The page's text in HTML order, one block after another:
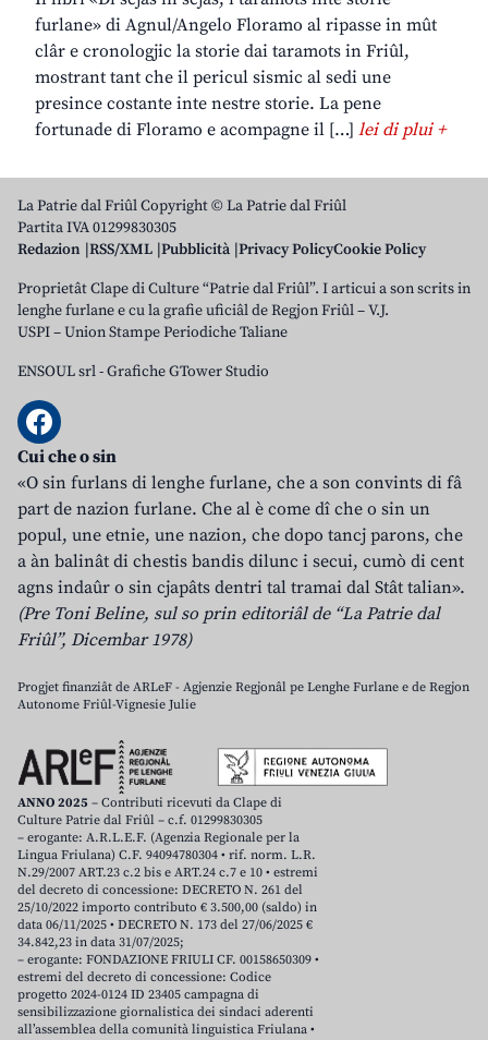
furlane» di Agnul/Angelo Floramo al ripasse in mût
clâr e cronologjic la storie dai taramots in Friûl,
mostrant tant che il pericul sismic al sedi une
presince costante inte nestre storie. La pene
fortunade di Floramo e acompagne il […] lei di plui +
La Patrie dal Friûl Copyright © La Patrie dal Friûl
Partita IVA 01299830305
Redazion RSS/XML Pubblicità Privacy PolicyCookie Policy
Proprietât Clape di Culture “Patrie dal Friûl”. I articui a son scrits in
lenghe furlane e cu la grafie uficiâl de Regjon Friûl – V.J.
USPI – Union Stampe Periodiche Taliane
ENSOUL srl-Grafiche GTower Studio
Cui che o sin
«O sin furlans di lenghe furlane, che a son convints di fâ
part de nazion furlane. Che al è come dî che o sin un
popul, une etnie, une nazion, che dopo tancj parons, che
a àn balinât di chestis bandis dilunc i secui, cumò di cent
agns indaûr o sin cjapâts dentri tal tramai dal Stât talian».
(Pre Toni Beline, sul so prin editoriâl de “La Patrie dal
Friûl”, Dicembar 1978)
Progjet finanziât de ARLeF - Agjenzie Regjonâl pe Lenghe Furlane e de Regjon
Autonome Friûl-Vignesie Julie
ANNO 2025 – Contributi ricevuti da Clape di
Culture Patrie dal Friûl – c.f. 01299830305
– erogante: A.R.L.E.F. (Agenzia Regionale per la
Lingua Friulana) C.F. 94094780304 • rif. norm. L.R.
N.29/2007 ART.23 c.2 bis e ART.24 c.7 e 10 • estremi
del decreto di concessione: DECRETO N. 261 del
25/10/2022 importo contributo € 3.500,00 (saldo) in
data 06/11/2025 • DECRETO N. 173 del 27/06/2025 €
34.842,23 in data 31/07/2025;
– erogante: FONDAZIONE FRIULI CF. 00158650309 •
estremi del decreto di concessione: Codice
progetto 2024-0124 ID 23405 campagna di
sensibilizzazione giornalistica dei sindaci aderenti
all’assemblea della comunità linguistica Friulana •